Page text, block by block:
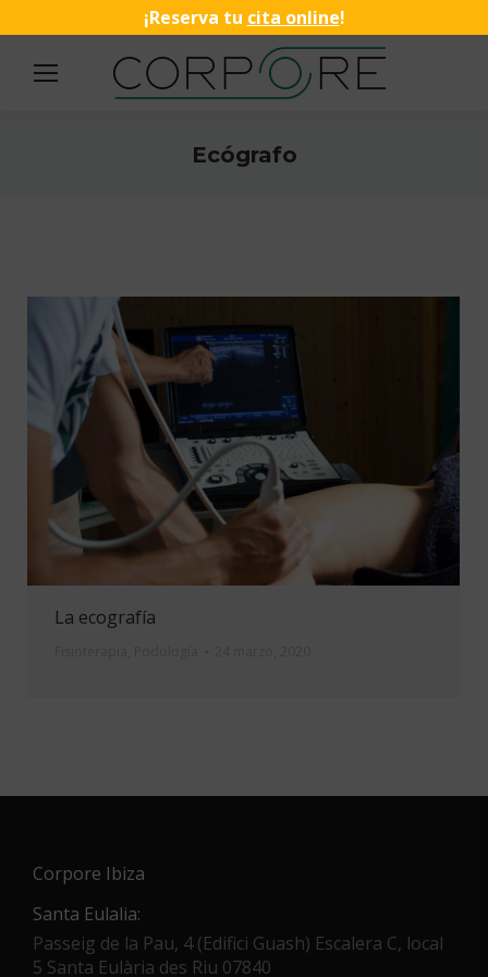
¡Reserva tu cita online!
Ecógrafo
La ecografía
Corpore Ibiza
Santa Eulalia:
Passeig de la Pau, 4 (Edifici Guash) Escalera C, local
5 Santa Eulària des Riu 07840